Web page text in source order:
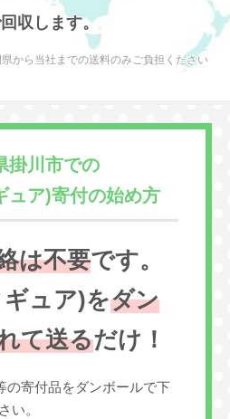
収します。
県から当社までの送料のみご負担ください
掛川市での
ュア)寄付の始め方
は不要です。
ュア)をダン
て送るだけ！
の寄付品をダンボールで下
い。